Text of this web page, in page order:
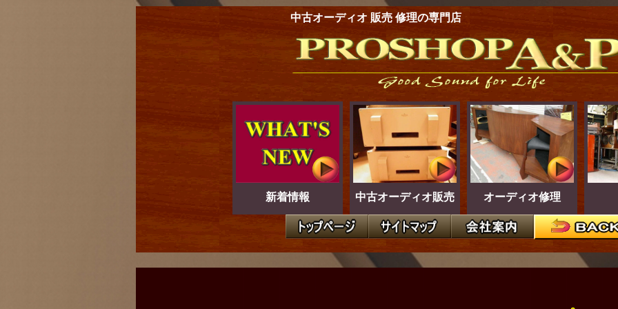
中古オーディオ 販売 修理の専門店
新着情報 中古オーディオ販売 オーディオ修理